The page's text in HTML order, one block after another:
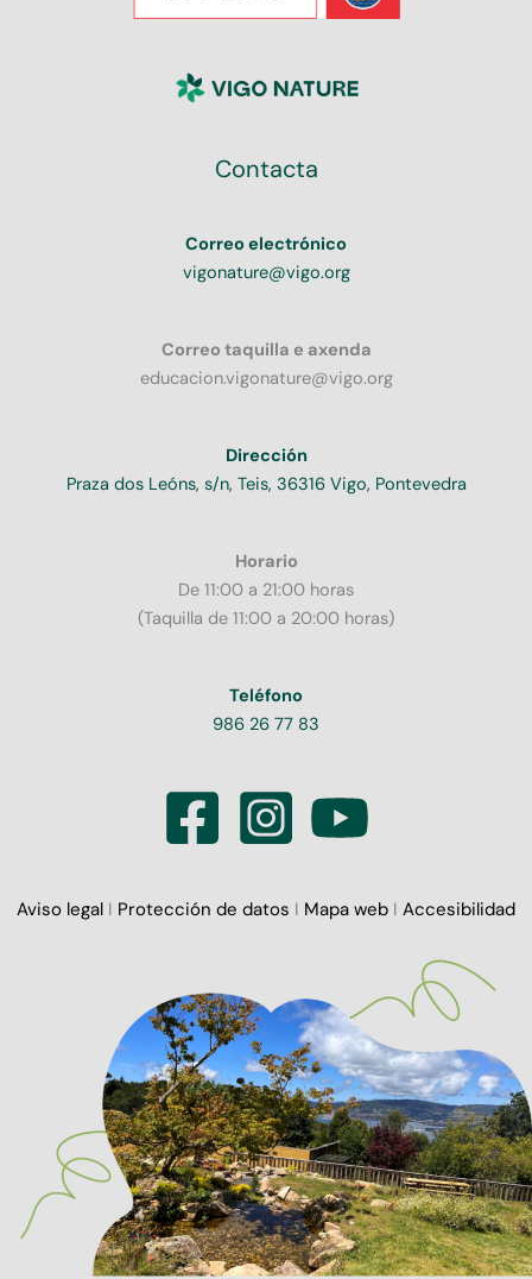
Contacta
Correo electrónico
vigonature@vigo.org
Correo taquilla e axenda
educacion.vigonature@vigo.org
Dirección
Praza dos Leóns, s/n, Teis, 36316 Vigo, Pontevedra
Horario
De 11:00 a 21:00 horas
(Taquilla de 11:00 a 20:00 horas)
Teléfono
986 26 77 83
Aviso legal I Protección de datos I Mapa web I Accesibilidad